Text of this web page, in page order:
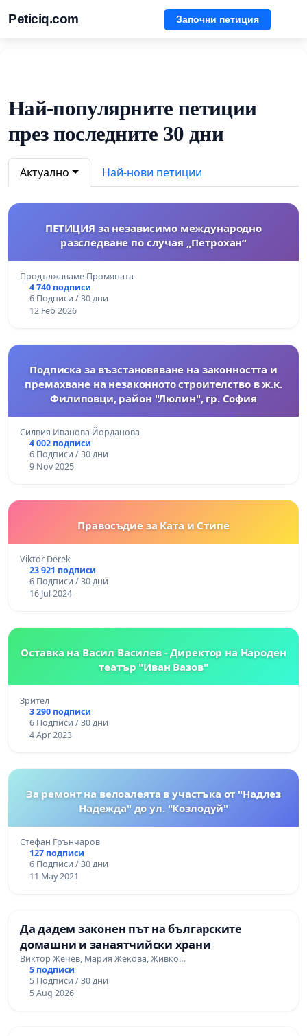
Peticiq.com Започни петиция
Най-популярните петиции
през последните 30 дни
Актуално Най-нови петиции
ПЕТИЦИЯ за независимо международно
разследване по случая „Петрохан“
Продължаваме Промяната
4 740 подписи
6 Подписи / 30 дни
12 Feb 2026
Подписка за възстановяване на законността и
премахване на незаконното строителство в ж.к.
Филиповци, район "Люлин", гр. София
Силвия Иванова Йорданова
4 002 подписи
6 Подписи / 30 дни
9 Nov 2025
Правосъдие за Ката и Стипе
Viktor Derek
23 921 подписи
6 Подписи / 30 дни
16 Jul 2024
Оставка на Васил Василев - Директор на Народен
театър "Иван Вазов"
Зрител
3 290 подписи
6 Подписи / 30 дни
4 Apr 2023
За ремонт на велоалеята в участъка от "Надлез
Надежда" до ул. "Козлодуй"
Стефан Грънчаров
127 подписи
6 Подписи / 30 дни
11 May 2021
Да дадем законен път на българските
домашни и занаятчийски храни
Виктор Жечев, Мария Жекова, Живко…
5 подписи
5 Подписи / 30 дни
5 Aug 2026